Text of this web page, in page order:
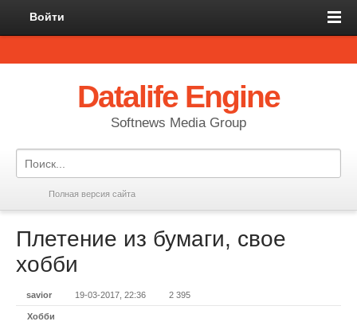
Войти
Datalife Engine
Softnews Media Group
Полная версия сайта
Плетение из бумаги, свое
хобби
savior 19-03-2017, 22:36 2 395
Хобби